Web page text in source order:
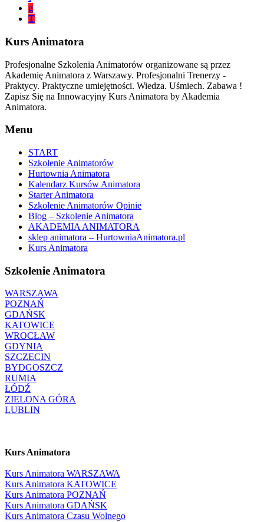
g
T
Kurs Animatora
Profesjonalne Szkolenia Animatorów organizowane są przez
Akademię Animatora z Warszawy. Profesjonalni Trenerzy -
Praktycy. Praktyczne umiejętności. Wiedza. Uśmiech. Zabawa !
Zapisz Się na Innowacyjny Kurs Animatora by Akademia
Animatora.
Menu
START
Szkolenie Animatorów
Hurtownia Animatora
Kalendarz Kursów Animatora
Starter Animatora
Szkolenie Animatorów Opinie
Blog – Szkolenie Animatora
AKADEMIA ANIMATORA
sklep animatora – HurtowniaAnimatora.pl
Kurs Animatora
Szkolenie Animatora
WARSZAWA
POZNAŃ
GDAŃSK
KATOWICE
WROCŁAW
GDYNIA
SZCZECIN
BYDGOSZCZ
RUMIA
ŁÓDŹ
ZIELONA GÓRA
LUBLIN
Kurs Animatora
Kurs Animatora WARSZAWA
Kurs Animatora KATOWICE
Kurs Animatora POZNAŃ
Kurs Animatora GDAŃSK
Kurs Animatora Czasu Wolnego